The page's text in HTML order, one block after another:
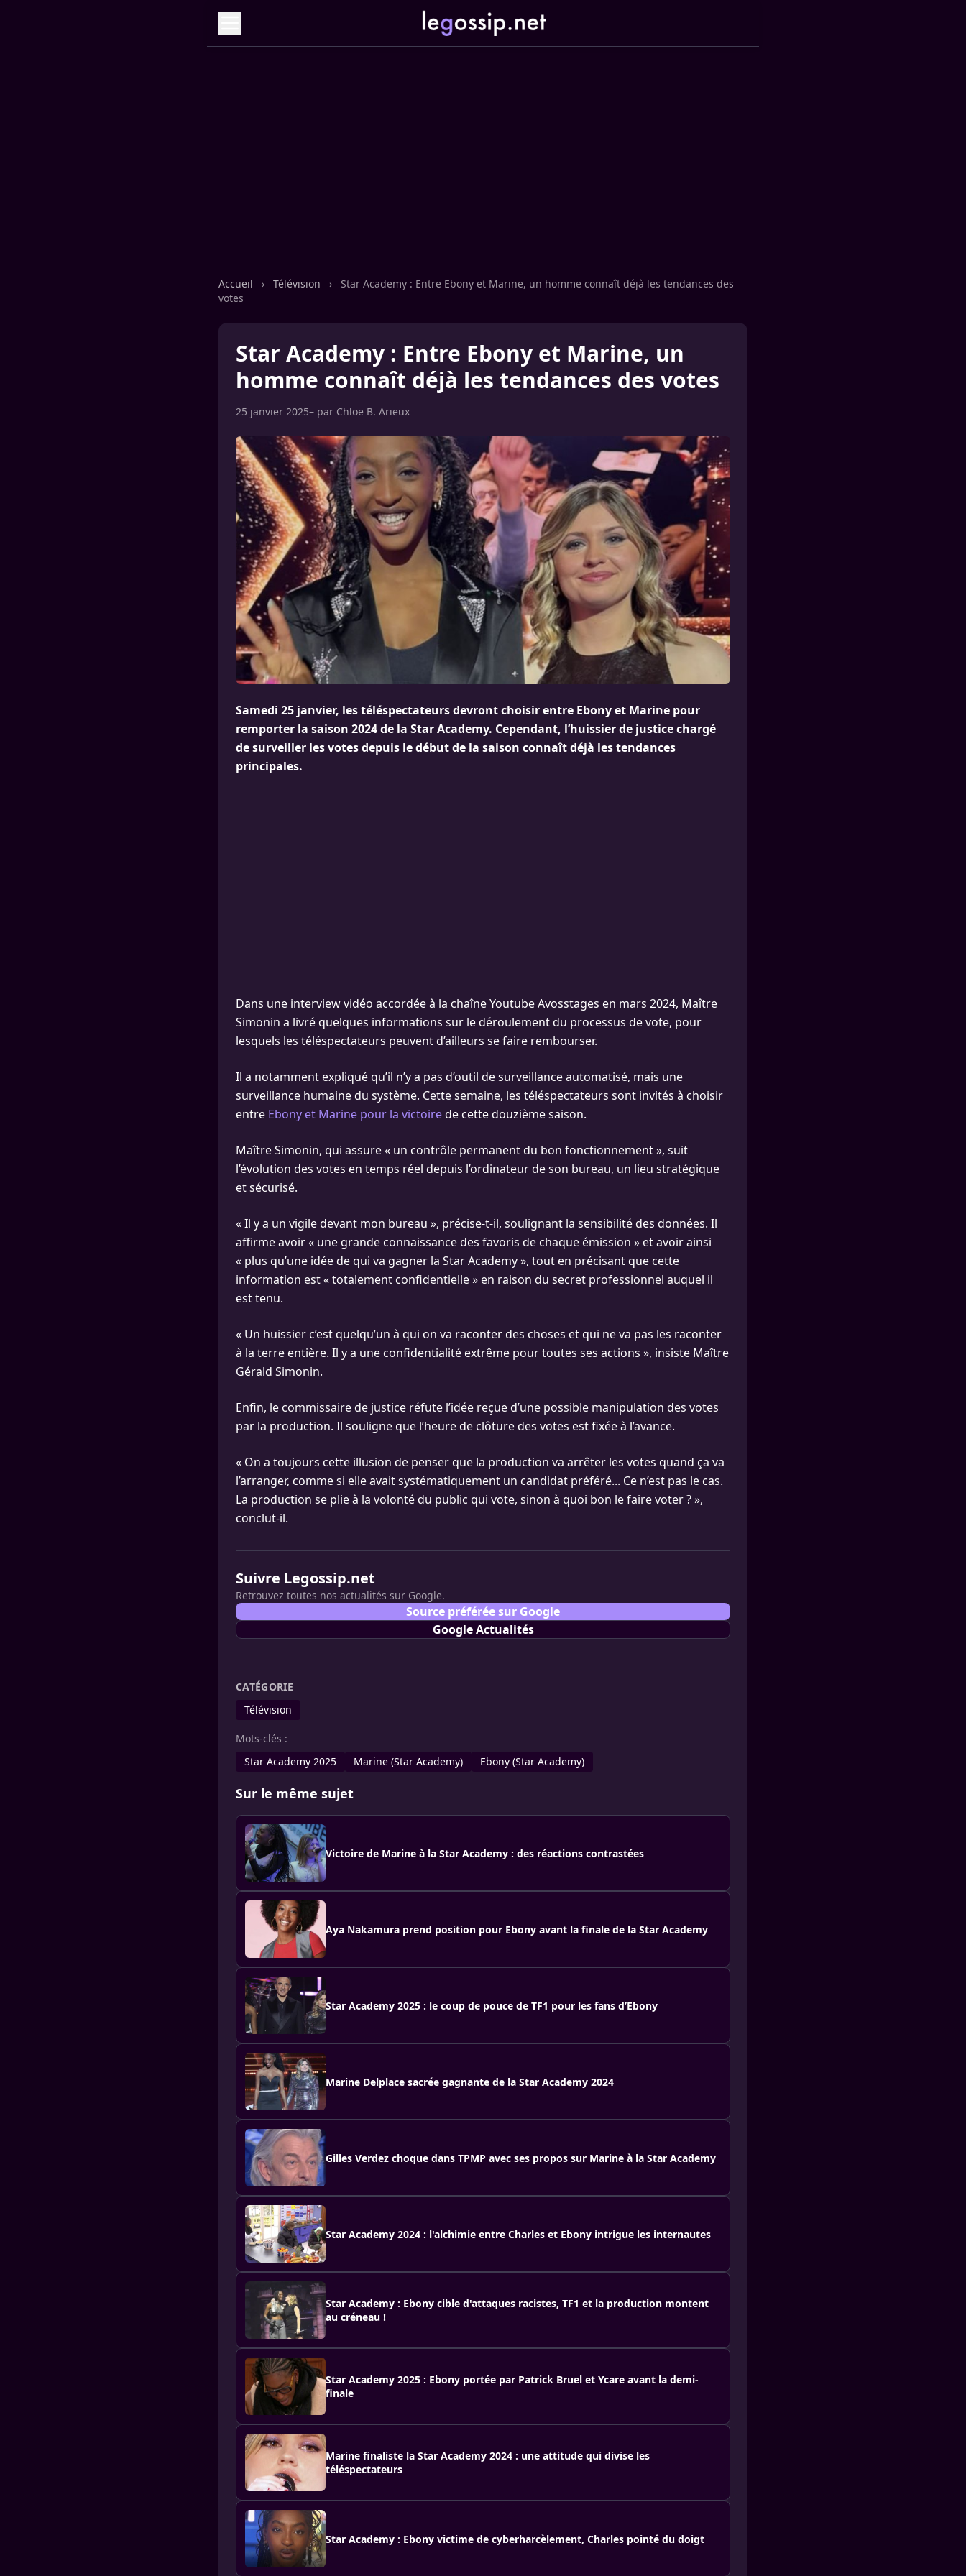
Accueil › Télévision ›
Star Academy : Entre Ebony et Marine, un homme connaît déjà les tendances des
votes
Star Academy : Entre Ebony et Marine, un
homme connaît déjà les tendances des votes
25 janvier 2025– par Chloe B. Arieux
Samedi 25 janvier, les téléspectateurs devront choisir entre Ebony et Marine pour
remporter la saison 2024 de la Star Academy. Cependant, l’huissier de justice chargé
de surveiller les votes depuis le début de la saison connaît déjà les tendances
principales.
Dans une interview vidéo accordée à la chaîne Youtube Avosstages en mars 2024, Maître
Simonin a livré quelques informations sur le déroulement du processus de vote, pour
lesquels les téléspectateurs peuvent d’ailleurs se faire rembourser.
Il a notamment expliqué qu’il n’y a pas d’outil de surveillance automatisé, mais une
surveillance humaine du système. Cette semaine, les téléspectateurs sont invités à choisir
entre Ebony et Marine pour la victoirede cette douzième saison.
Maître Simonin, qui assure « un contrôle permanent du bon fonctionnement », suit
l’évolution des votes en temps réel depuis l’ordinateur de son bureau, un lieu stratégique
et sécurisé.
« Il y a un vigile devant mon bureau », précise-t-il, soulignant la sensibilité des données. Il
affirme avoir « une grande connaissance des favoris de chaque émission » et avoir ainsi
« plus qu’une idée de qui va gagner la Star Academy », tout en précisant que cette
information est « totalement confidentielle » en raison du secret professionnel auquel il
est tenu.
« Un huissier c’est quelqu’un à qui on va raconter des choses et qui ne va pas les raconter
à la terre entière. Il y a une confidentialité extrême pour toutes ses actions », insiste Maître
Gérald Simonin.
Enfin, le commissaire de justice réfute l’idée reçue d’une possible manipulation des votes
par la production. Il souligne que l’heure de clôture des votes est fixée à l’avance.
« On a toujours cette illusion de penser que la production va arrêter les votes quand ça va
l’arranger, comme si elle avait systématiquement un candidat préféré... Ce n’est pas le cas.
La production se plie à la volonté du public qui vote, sinon à quoi bon le faire voter ? »,
conclut-il.
Suivre Legossip.net
Retrouvez toutes nos actualités sur Google.
Source préférée sur Google
Google Actualités
CATÉGORIE
Télévision
Mots-clés :
Star Academy 2025
Marine (Star Academy) Ebony (Star Academy)
Sur le même sujet
Victoire de Marine à la Star Academy : des réactions contrastées
Aya Nakamura prend position pour Ebony avant la finale de la Star Academy
Star Academy 2025 : le coup de pouce de TF1 pour les fans d’Ebony
Marine Delplace sacrée gagnante de la Star Academy 2024
Gilles Verdez choque dans TPMP avec ses propos sur Marine à la Star Academy
Star Academy 2024 : l'alchimie entre Charles et Ebony intrigue les internautes
Star Academy : Ebony cible d'attaques racistes, TF1 et la production montent
au créneau !
Star Academy 2025 : Ebony portée par Patrick Bruel et Ycare avant la demi-
finale
Marine finaliste la Star Academy 2024 : une attitude qui divise les
téléspectateurs
Star Academy : Ebony victime de cyberharcèlement, Charles pointé du doigt